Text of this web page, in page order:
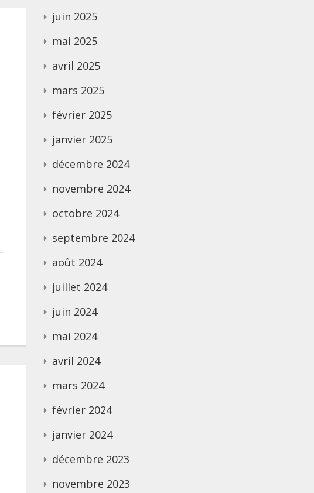
juin 2025
mai 2025
avril 2025
mars 2025
février 2025
janvier 2025
décembre 2024
novembre 2024
octobre 2024
septembre 2024
août 2024
juillet 2024
juin 2024
mai 2024
avril 2024
mars 2024
février 2024
janvier 2024
décembre 2023
novembre 2023